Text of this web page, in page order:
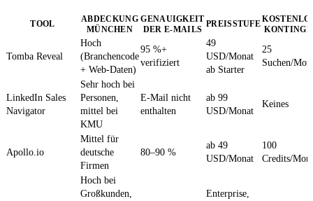
TOOL
ABDECKUNG
MÜNCHEN
GENAUIGKEIT
DER E-MAILS
PREISSTUFE
Tomba Reveal
Hoch
(Branchencode
+ Web-Daten)
95 %+
verifiziert
49
USD/Monat
ab Starter
25
Suchen/
LinkedIn Sales
Navigator
Sehr hoch bei
Personen,
mittel bei
KMU
E-Mail nicht
enthalten
ab 99
USD/Monat
Keines
Apollo.io
Mittel für
deutsche
Firmen
80–90 %
ab 49
USD/Monat
100
Credits/
Hoch bei
Großkunden,
Enterprise,